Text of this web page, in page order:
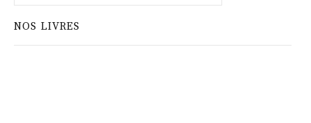
NOS LIVRES